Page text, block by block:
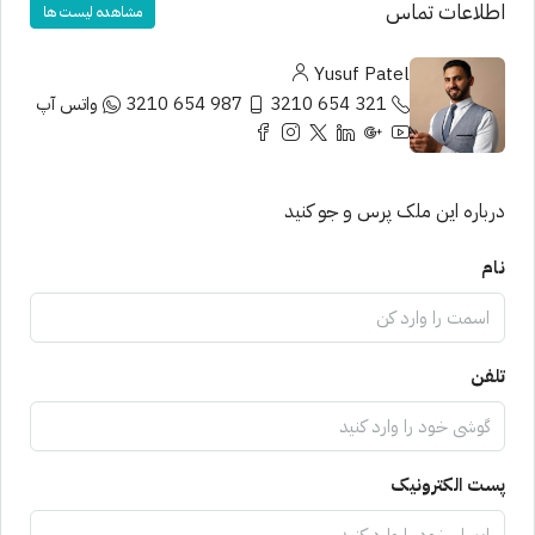
اطلاعات تماس مشاهده لیست ها
Yusuf Patel
321 654 3210
987 654 3210 واتس آپ
درباره این ملک پرس و جو کنید
نام
تلفن
پست الکترونیک